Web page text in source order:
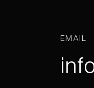
EMAIL